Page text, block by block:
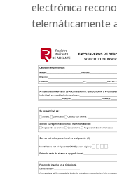
electrónica
telemáticamente